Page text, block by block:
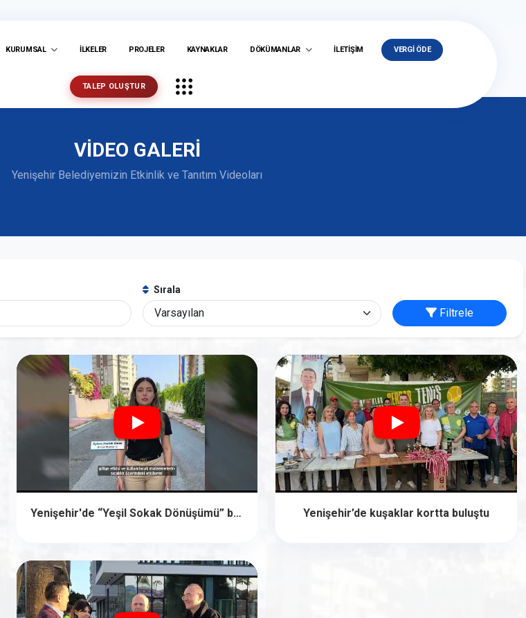
KURUMSAL İLKELER PROJELER KAYNAKLAR DÖKÜMANLAR İLETİŞİM VERGİ ÖDE
TALEP OLUŞTUR
VİDEO GALERİ
Yenişehir Belediyemizin Etkinlik ve Tanıtım Videoları
Sırala
Filtrele
Yenişehir'de “Yeşil Sokak Dönüşümü” başlıyor Yenişehir’de kuşaklar kortta buluştu